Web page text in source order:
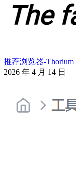
推荐浏览器-Thorium
2026 年 4 月 14 日